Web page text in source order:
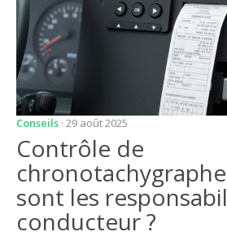
Conseils · 29 août 2025
Contrôle de
sont les
conducteur ?